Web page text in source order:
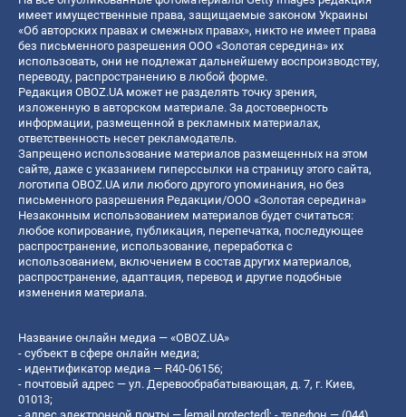
имеет имущественные права, защищаемые законом Украины
«Об авторских правах и смежных правах», никто не имеет права
без письменного разрешения ООО «Золотая середина» их
использовать, они не подлежат дальнейшему воспроизводству,
переводу, распространению в любой форме.
Редакция OBOZ.UA может не разделять точку зрения,
изложенную в авторском материале. За достоверность
информации, размещенной в рекламных материалах,
ответственность несет рекламодатель.
Запрещено использование материалов размещенных на этом
сайте, даже с указанием гиперссылки на страницу этого сайта,
логотипа OBOZ.UA или любого другого упоминания, но без
письменного разрешения Редакции/ООО «Золотая середина»
Незаконным использованием материалов будет считаться:
любое копирование, публикация, перепечатка, последующее
распространение, использование, переработка с
использованием, включением в состав других материалов,
распространение, адаптация, перевод и другие подобные
изменения материала.
Название онлайн медиа — «OBOZ.UA»
- субъект в сфере онлайн медиа;
- идентификатор медиа — R40-06156;
- почтовый адрес — ул. Деревообрабатывающая, д. 7, г. Киев,
01013;